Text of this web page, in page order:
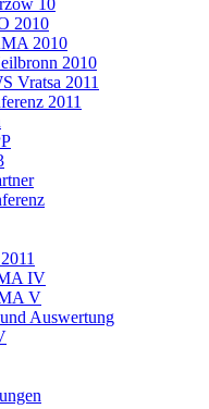
10
2010
2010
2010
Vratsa 2011
2011
IV
V
Auswertung